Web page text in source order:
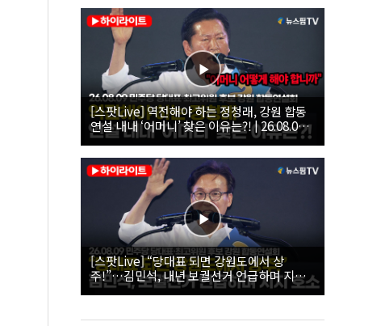
[스팟Live] 역전해야 하는 정청래, 강원 합동
연설 내내 ‘어머니’ 찾은 이유는?! | 26.08.09
더불어민주당 당대표·최고위원 후보 강원 합
동연설회
[스팟Live] “당대표 되면 강원도에서 상
주!”…김민석, 내년 보궐선거 언급하며 지지
호소 | 26.08.09 더불어민주당 당대표·최고위